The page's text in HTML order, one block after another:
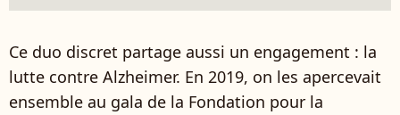
Ce duo discret partage aussi un engagement : la
lutte contre Alzheimer. En 2019, on les apercevait
ensemble au gala de la Fondation pour la